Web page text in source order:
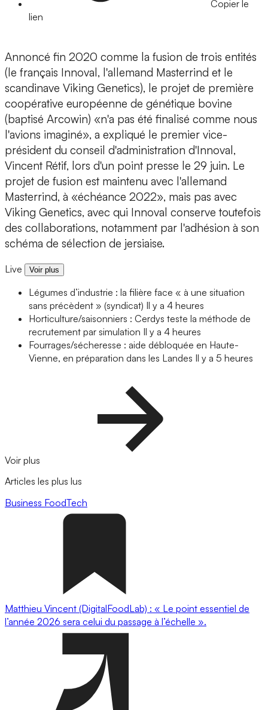
Copier le
lien
Annoncé fin 2020 comme la fusion de trois entités
(le français Innoval, l'allemand Masterrind et le
scandinave Viking Genetics), le projet de première
coopérative européenne de génétique bovine
(baptisé Arcowin) «n'a pas été finalisé comme nous
l'avions imaginé», a expliqué le premier vice-
président du conseil d'administration d'Innoval,
Vincent Rétif, lors d'un point presse le 29 juin. Le
projet de fusion est maintenu avec l'allemand
Masterrind, à «échéance 2022», mais pas avec
Viking Genetics, avec qui Innoval conserve toutefois
des collaborations, notamment par l'adhésion à son
schéma de sélection de jersiaise.
Live Voir plus
Légumes d’industrie : la filière face « à une situation
sans précèdent » (syndicat) Il y a 4 heures
Horticulture/saisonniers : Cerdys teste la méthode de
recrutement par simulation Il y a 4 heures
Fourrages/sécheresse : aide débloquée en Haute-
Vienne, en préparation dans les Landes Il y a 5 heures
Voir plus
Articles les plus lus
Business FoodTech
Matthieu Vincent (DigitalFoodLab) : « Le point essentiel de
l’année 2026 sera celui du passage à l’échelle ».